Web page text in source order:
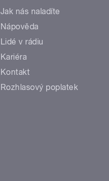
Jak nás naladíte
Nápověda
Lidé v rádiu
Kariéra
Kontakt
Rozhlasový poplatek